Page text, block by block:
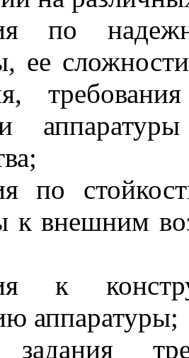
по
ее
по
к внешним
к
аппаратуры;
задания